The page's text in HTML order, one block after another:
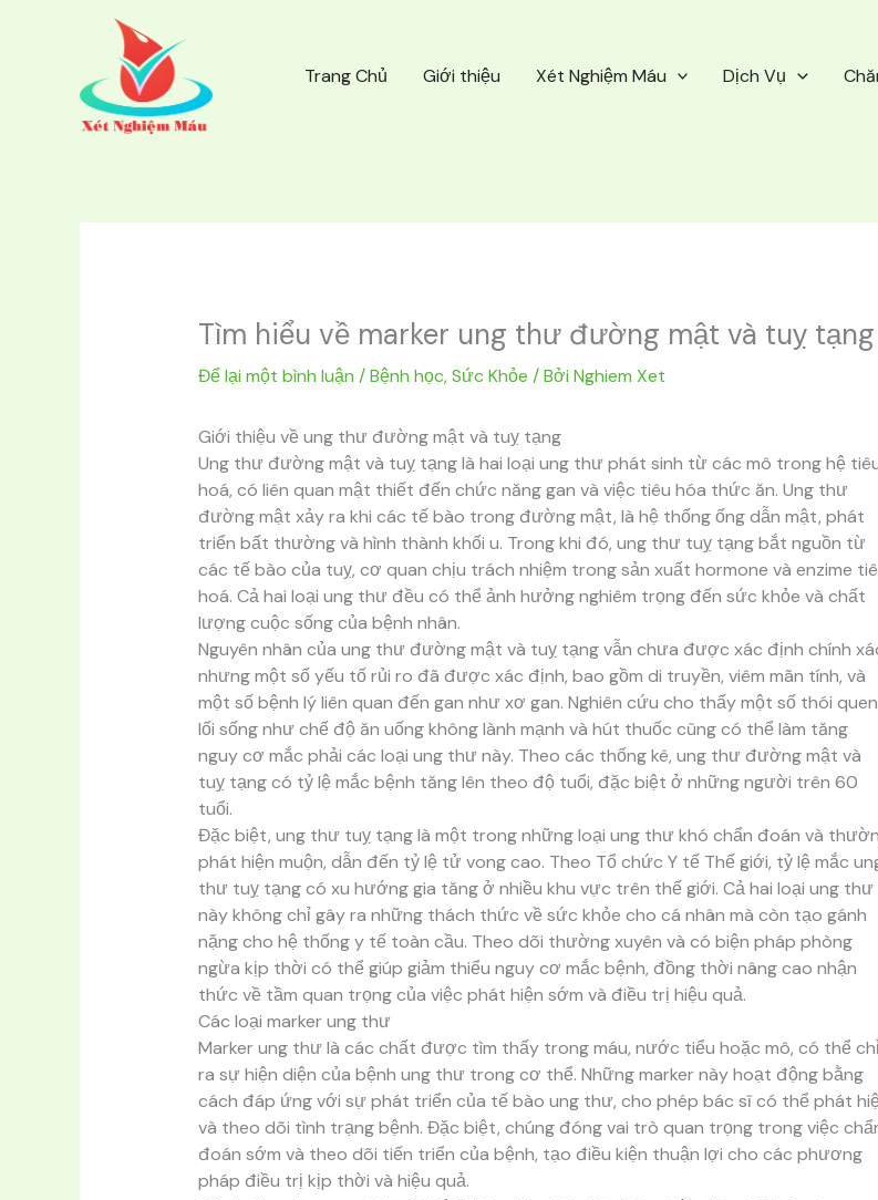
Trang Chủ Giới thiệu Xét Nghiệm Máu Dịch Vụ
Tìm hiểu về marker ung thư đường mật và tuỵ tạng
Để lại một bình luận /Bệnh học,Sức Khỏe / Bởi Nghiem Xet
Giới thiệu về ung thư đường mật và tuỵ tạng
Ung thư đường mật và tuỵ tạng là hai loại ung thư phát sinh từ các mô trong hệ
hoá, có liên quan mật thiết đến chức năng gan và việc tiêu hóa thức ăn. Ung thư
đường mật xảy ra khi các tế bào trong đường mật, là hệ thống ống dẫn mật, phát
triển bất thường và hình thành khối u. Trong khi đó, ung thư tuỵ tạng bắt nguồn từ
các tế bào của tuỵ, cơ quan chịu trách nhiệm trong sản xuất hormone và enzime
hoá. Cả hai loại ung thư đều có thể ảnh hưởng nghiêm trọng đến sức khỏe và chất
lượng cuộc sống của bệnh nhân.
Nguyên nhân của ung thư đường mật và tuỵ tạng vẫn chưa được xác định chính
nhưng một số yếu tố rủi ro đã được xác định, bao gồm di truyền, viêm mãn tính, và
một số bệnh lý liên quan đến gan như xơ gan. Nghiên cứu cho thấy một số thói quen
lối sống như chế độ ăn uống không lành mạnh và hút thuốc cũng có thể làm tăng
nguy cơ mắc phải các loại ung thư này. Theo các thống kê, ung thư đường mật và
tuỵ tạng có tỷ lệ mắc bệnh tăng lên theo độ tuổi, đặc biệt ở những người trên 60
tuổi.
Đặc biệt, ung thư tuỵ tạng là một trong những loại ung thư khó chẩn đoán và
phát hiện muộn, dẫn đến tỷ lệ tử vong cao. Theo Tổ chức Y tế Thế giới, tỷ lệ mắc
thư tuỵ tạng có xu hướng gia tăng ở nhiều khu vực trên thế giới. Cả hai loại ung thư
này không chỉ gây ra những thách thức về sức khỏe cho cá nhân mà còn tạo gánh
nặng cho hệ thống y tế toàn cầu. Theo dõi thường xuyên và có biện pháp phòng
ngừa kịp thời có thể giúp giảm thiểu nguy cơ mắc bệnh, đồng thời nâng cao nhận
thức về tầm quan trọng của việc phát hiện sớm và điều trị hiệu quả.
Các loại marker ung thư
Marker ung thư là các chất được tìm thấy trong máu, nước tiểu hoặc mô, có thể
ra sự hiện diện của bệnh ung thư trong cơ thể. Những marker này hoạt động bằng
cách đáp ứng với sự phát triển của tế bào ung thư, cho phép bác sĩ có thể phát
và theo dõi tình trạng bệnh. Đặc biệt, chúng đóng vai trò quan trọng trong việc
đoán sớm và theo dõi tiến triển của bệnh, tạo điều kiện thuận lợi cho các phương
pháp điều trị kịp thời và hiệu quả.